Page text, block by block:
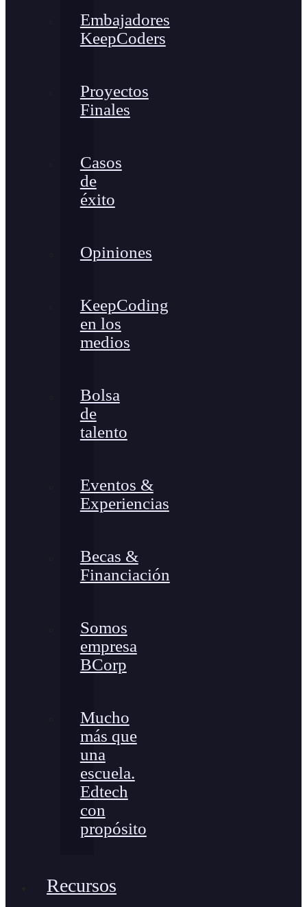
Embajadores
KeepCoders
Proyectos
Finales
Casos
de
éxito
Opiniones
KeepCoding
en los
medios
Bolsa
de
talento
Eventos &
Experiencias
Becas &
Financiación
Somos
empresa
BCorp
Mucho
más que
una
escuela.
Edtech
con
propósito
Recursos